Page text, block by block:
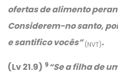
ofertas de alimento
Considerem-no santo,
e santifico vocês”(NVT).
(Lv 21.9) 9“Se a filha de